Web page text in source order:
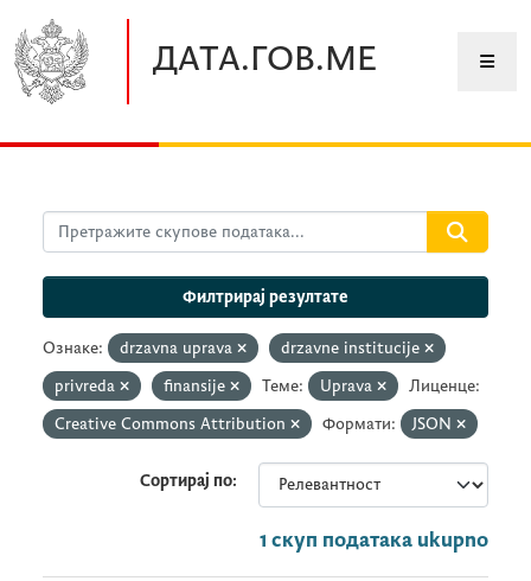
ДАТА.ГОВ.МЕ
Филтрирај резултате
Ознаке: drzavna uprava
drzavne institucije
privreda
finansije Теме: Uprava
Лиценце:
Creative Commons Attribution
Формати: JSON
Сортирај по
1 скуп података ukupno